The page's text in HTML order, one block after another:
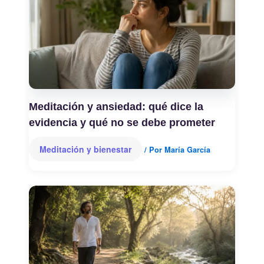
Meditación y ansiedad: qué dice la
evidencia y qué no se debe prometer
Meditación y bienestar / Por María García